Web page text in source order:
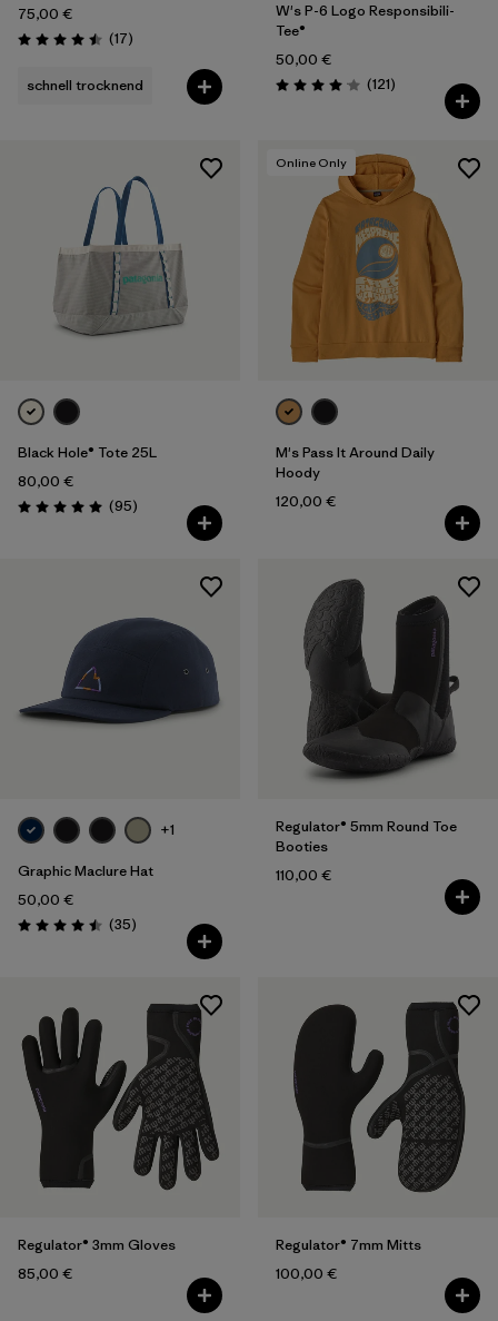
75,00 €
Bewertung: 4.5 / 5
(17Rezensionen
)
schnell trocknend
W's P-6 Logo Responsibili-
Tee®
50,00 €
Bewertung: 4.0 / 5
(121Rezensionen
)
Black Hole® Tote 25L
80,00 €
Bewertung: 5.0 / 5
(95Rezensionen
)
Online Only
M's Pass It Around Daily
Hoody
120,00 €
+1
Graphic Maclure Hat
50,00 €
Bewertung: 4.5 / 5
(35Rezensionen
)
Regulator® 5mm Round Toe
Booties
110,00 €
Regulator® 3mm Gloves
85,00 €
Regulator® 7mm Mitts
100,00 €